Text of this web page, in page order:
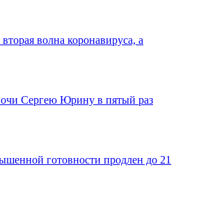
волна коронавируса, а
Сергею Юрину в пятый раз
готовности продлен до 21